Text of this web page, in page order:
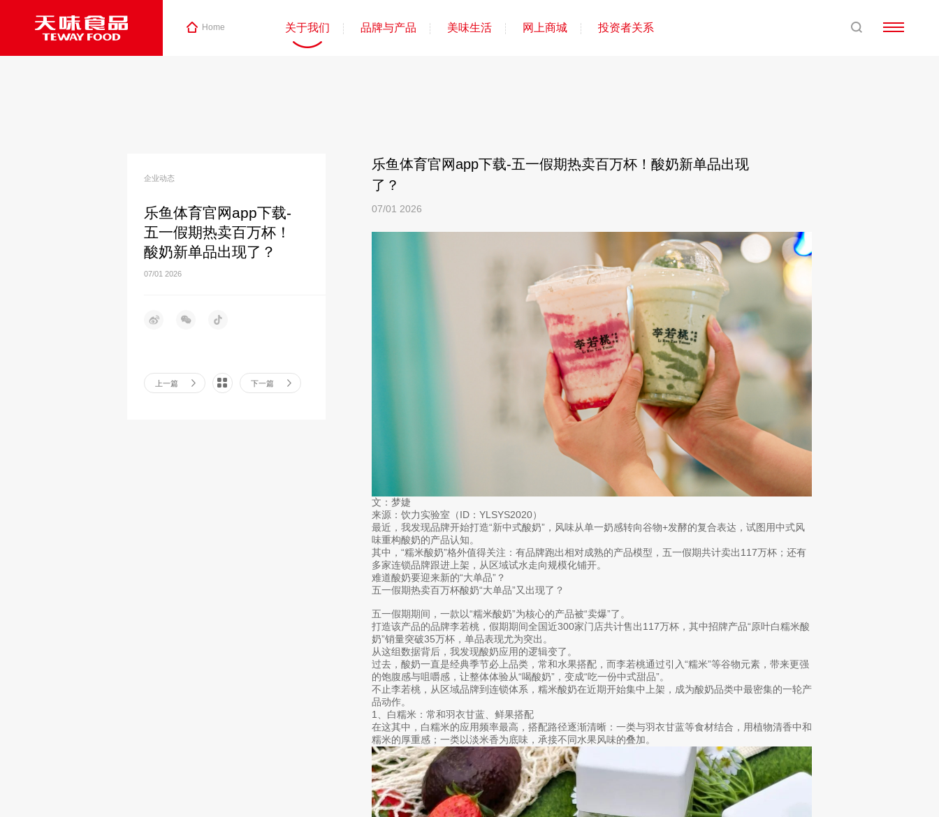
Home 关于我们 品牌与产品 美味生活 网上商城 投资者关系
企业动态
乐鱼体育官网app下载-
五一假期热卖百万杯！
酸奶新单品出现了？
07/01 2026
上一篇 下一篇
乐鱼体育官网app下载-五一假期热卖百万杯！酸奶新单品出现
了？
07/01 2026
文：梦婕
来源：饮力实验室（ID：YLSYS2020）
最近，我发现品牌开始打造“新中式酸奶”，风味从单一奶感转向谷物+发酵的复合表达，试图用中式风
味重构酸奶的产品认知。
其中，“糯米酸奶”格外值得关注：有品牌跑出相对成熟的产品模型，五一假期共计卖出117万杯；还有
多家连锁品牌跟进上架，从区域试水走向规模化铺开。
难道酸奶要迎来新的“大单品”？
五一假期热卖百万杯酸奶“大单品”又出现了？
五一假期期间，一款以“糯米酸奶”为核心的产品被“卖爆”了。
打造该产品的品牌李若桃，假期期间全国近300家门店共计售出117万杯，其中招牌产品“原叶白糯米酸
奶”销量突破35万杯，单品表现尤为突出。
从这组数据背后，我发现酸奶应用的逻辑变了。
过去，酸奶一直是经典季节必上品类，常和水果搭配，而李若桃通过引入“糯米”等谷物元素，带来更强
的饱腹感与咀嚼感，让整体体验从“喝酸奶”，变成“吃一份中式甜品”。
不止李若桃，从区域品牌到连锁体系，糯米酸奶在近期开始集中上架，成为酸奶品类中最密集的一轮产
品动作。
1、白糯米：常和羽衣甘蓝、鲜果搭配
在这其中，白糯米的应用频率最高，搭配路径逐渐清晰：一类与羽衣甘蓝等食材结合，用植物清香中和
糯米的厚重感；一类以淡米香为底味，承接不同水果风味的叠加。